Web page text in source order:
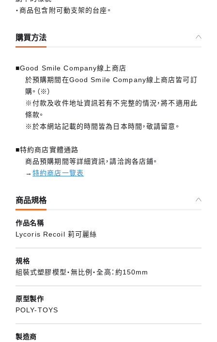
・商品包含附可動支架的台座。
購買方法
■Good Smile Company線上商店
於預購期間在Good Smile Company線上商店皆可訂
購。（※）
※付款及收件地址資訊若有不完整的情況，將不適用此
條款。
※於本網站記載的時間皆為日本時間，敬請留意。
■特約商店實體通路
商品預購期間等詳細資訊，請洽詢各店鋪。
→特約商店一覽表
商品規格
作品名稱
Lycoris Recoil 莉可麗絲
規格
組裝式塑膠模型・無比例・全高：約150mm
原型製作
POLY-TOYS
製造商